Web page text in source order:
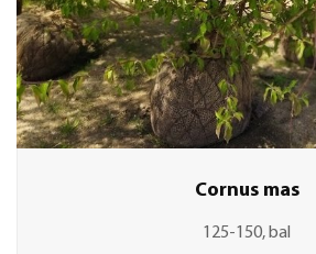
Cornus mas
125-150, bal